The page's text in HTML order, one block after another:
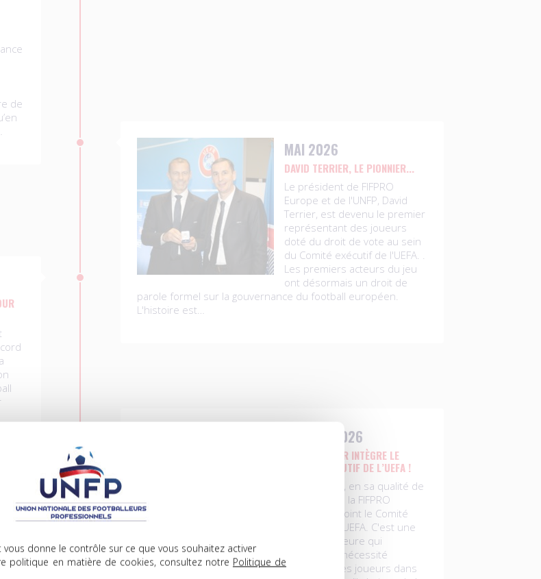
donne le contrôle sur ce que vous souhaitez activer
politique en matière de cookies, consultez notre Politique de
de
MAI 2026
DAVID TERRIER, LE PIONNIER...
Le président de FIFPRO
Europe et de l'UNFP, David
Terrier, est devenu le premier
représentant des joueurs
doté du droit de vote au sein
du Comité exécutif de l'UEFA. .
Les premiers acteurs du jeu
ont désormais un droit de
parole formel sur la gouvernance du football européen.
L'histoire est…
FÉVRIER 2026
DAVID TERRIER INTÈGRE LE
COMITÉ EXÉCUTIF DE L’UEFA !
David Terrier, en sa qualité de
président de la FIFPRO
Europe, a rejoint le Comité
exécutif de l’UEFA. C'est une
avancée majeure qui
reconnaît la nécessité
d’impliquer les joueurs dans